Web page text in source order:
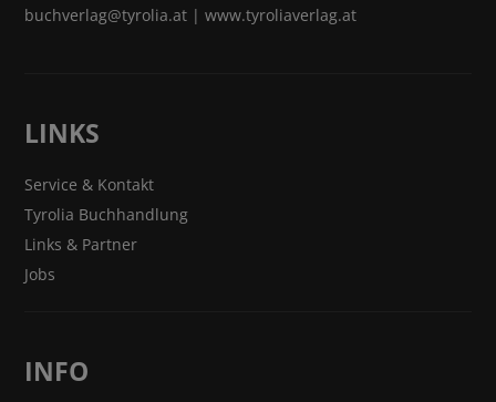
buchverlag@tyrolia.at |www.tyroliaverlag.at
LINKS
Service & Kontakt
Tyrolia Buchhandlung
Links & Partner
Jobs
INFO